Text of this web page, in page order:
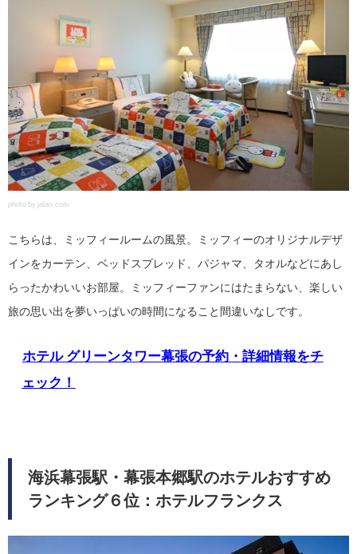
photo by jalan.com
こちらは、ミッフィールームの風景。ミッフィーのオリジナルデザ
インをカーテン、ベッドスプレッド、パジャマ、タオルなどにあし
らったかわいいお部屋。ミッフィーファンにはたまらない、楽しい
旅の思い出を夢いっぱいの時間になること間違いなしです。
ホテル グリーンタワー幕張の予約・詳細情報をチ
ェック！
海浜幕張駅・幕張本郷駅のホテルおすすめ
ランキング６位：ホテルフランクス